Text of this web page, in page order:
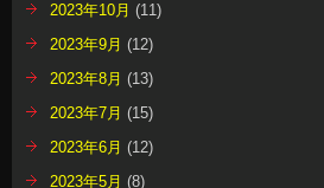
2023年10月 (11)
2023年9月 (12)
2023年8月 (13)
2023年7月 (15)
2023年6月 (12)
2023年5月 (8)